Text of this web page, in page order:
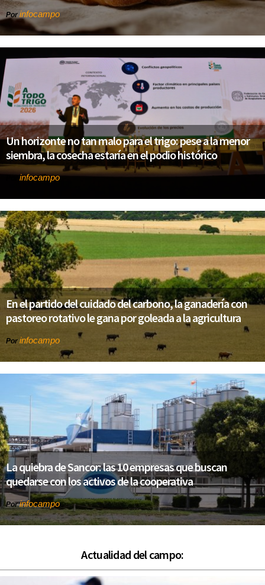
Por infocampo
Un horizonte no tan malo para el trigo: pese a la menor
siembra, la cosecha estaría en el podio histórico
infocampo
En el partido del cuidado del carbono, la ganadería con
pastoreo rotativo le gana por goleada a la agricultura
Por infocampo
La quiebra de Sancor: las 10 empresas que buscan
quedarse con los activos de la cooperativa
Porinfocampo
Actualidad del campo: